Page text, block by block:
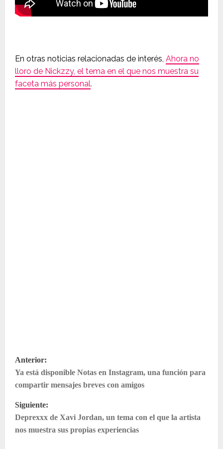
En otras noticias relacionadas de interés, Ahora no
lloro de Nickzzy, el tema en el que nos muestra su
faceta más personal.
N
a
v
e
Anterior:
Ya está disponible Notas en Instagram, una función para
compartir mensajes breves con amigos
Siguiente:
Deprexxx de Xavi Jordan, un tema con el que la artista
nos muestra sus propias experiencias